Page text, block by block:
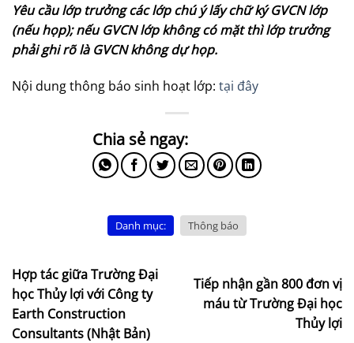
Yêu cầu lớp trưởng các lớp chú ý lấy chữ ký GVCN lớp
(nếu họp); nếu GVCN lớp không có mặt thì lớp trưởng
phải ghi rõ là GVCN không dự họp.
Nội dung thông báo sinh hoạt lớp: tại đây
Danh mục: Thông báo
Hợp tác giữa Trường Đại
học Thủy lợi với Công ty
Earth Construction
Consultants (Nhật Bản)
Tiếp nhận gần 800 đơn vị
máu từ Trường Đại học
Thủy lợi